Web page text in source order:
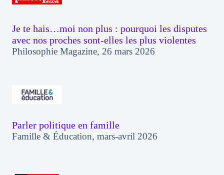
Je te hais…moi non plus : pourquoi les disputes
avec nos proches sont-elles les plus violentes
Philosophie Magazine, 26 mars 2026
Parler politique en famille
Famille & Éducation, mars-avril 2026